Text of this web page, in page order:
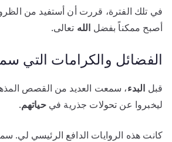
في تلك الفترة، قررت أن أستفيد من
أصبح ممكناً بفضل الله تعالى.
الفضائل والكرامات التي
قبل البدء، سمعت العديد من القصص
ليخبروا عن تحولات جذرية فيحياتهم.
كانت هذه الروايات الدافع الرئيسي